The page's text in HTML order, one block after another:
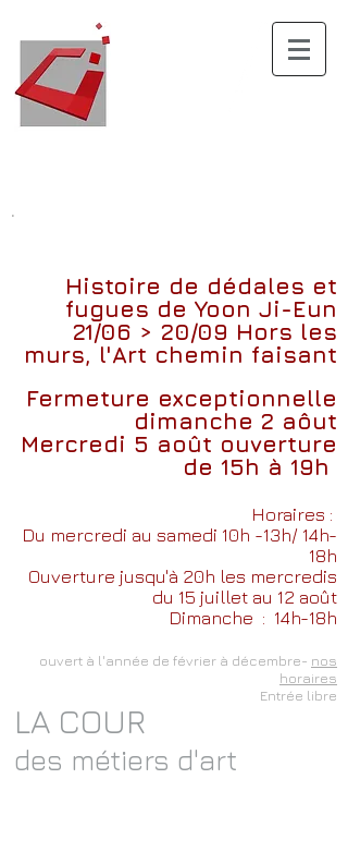
.
Histoire de dédales et
fugues de Yoon Ji-Eun
21/06 > 20/09 Hors les
murs, l'Art chemin faisant
Fermeture exceptionnelle
dimanche 2 aôut
Mercredi 5 août ouverture
de 15h à 19h
Horaires :
Du mercredi au samedi 10h -13h/ 14h-
18h
Ouverture jusqu'à 20h les mercredis
du 15 juillet au 12 août
Dimanche : 14h-18h
ouvert à l'année de février à décembre- nos
horaires
Entrée libre
LA COUR
des métiers d'art